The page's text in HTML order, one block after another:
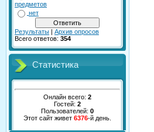
предметов
нет
Результаты | Архив опросов
Всего ответов: 354
Статистика
Онлайн всего: 2
Гостей: 2
Пользователей: 0
Этот сайт живет 6376-й день.